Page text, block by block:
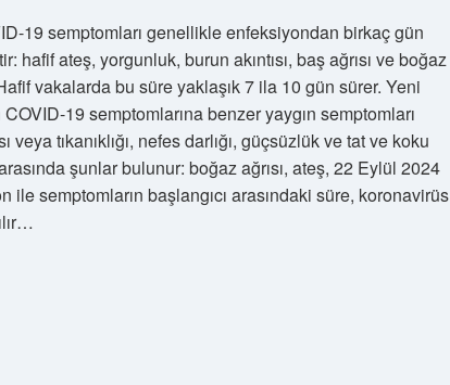
19 semptomları genellikle enfeksiyondan birkaç gün
ateş, yorgunluk, burun akıntısı, baş ağrısı ve boğaz
vakalarda bu süre yaklaşık 7 ila 10 gün sürer. Yeni
19 semptomlarına benzer yaygın semptomları
veya tıkanıklığı, nefes darlığı, güçsüzlük ve tat ve koku
şunlar bulunur: boğaz ağrısı, ateş, 22 Eylül 2024
semptomların başlangıcı arasındaki süre, koronavirüs